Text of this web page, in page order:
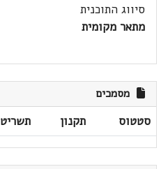
סיווג התוכנית
מתאר מקומית
מסמכים
סטטוס תקנון תשריט